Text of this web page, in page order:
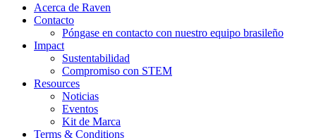
Acerca de Raven
Contacto
Póngase en contacto con nuestro equipo brasileño
Impact
Sustentabilidad
Compromiso con STEM
Resources
Noticias
Eventos
Kit de Marca
Terms & Conditions